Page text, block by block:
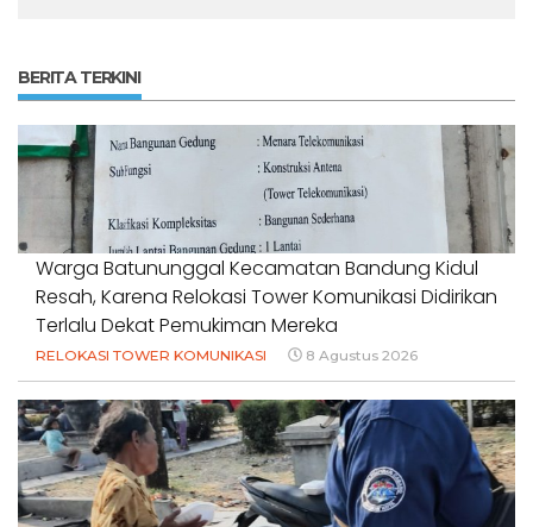
BERITA TERKINI
Warga Batununggal Kecamatan Bandung Kidul
Resah, Karena Relokasi Tower Komunikasi Didirikan
Terlalu Dekat Pemukiman Mereka
RELOKASI TOWER KOMUNIKASI 8 Agustus 2026